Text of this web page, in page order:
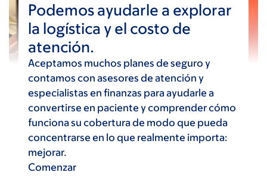
Podemos ayudarle a explorar
la logística y el costo de
atención.
Aceptamos muchos planes de seguro y
contamos con asesores de atención y
especialistas en finanzas para ayudarle a
convertirse en paciente y comprender cómo
funciona su cobertura de modo que pueda
concentrarse en lo que realmente importa:
mejorar.
Comenzar